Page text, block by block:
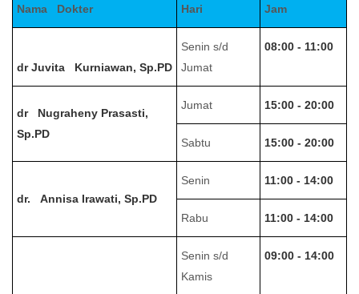
Nama Dokter Hari Jam
dr Juvita Kurniawan, Sp.PD
Senin s/d
Jumat
08:00 - 11:00
dr Nugraheny Prasasti,
Sp.PD
Jumat 15:00 - 20:00
Sabtu 15:00 - 20:00
dr. Annisa Irawati, Sp.PD
Senin 11:00 - 14:00
Rabu 11:00 - 14:00
Senin s/d
Kamis
09:00 - 14:00